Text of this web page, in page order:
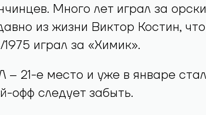
Много лет играл за
из жизни Виктор Костин,
1975 играл за «Химик».
21-е место и уже в январе
офф следует забыть.